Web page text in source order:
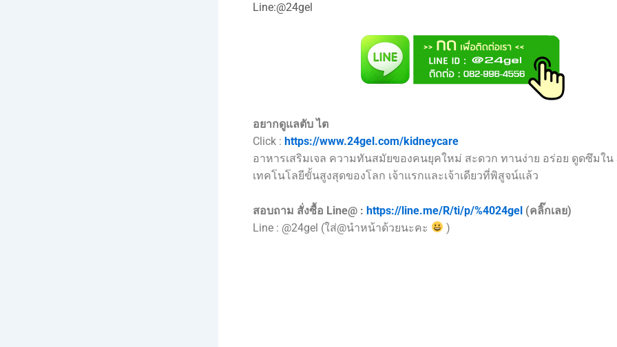
Line:@24gel
อยากดูแลตับ ไต
Click : https://www.24gel.com/kidneycare
อาหารเสริมเจล ความทันสมัยของคนยุคใหม่ สะดวก ทานง่าย อร่อย ดูดซึมใน
เทคโนโลยีขั้นสูงสุดของโลก เจ้าแรกและเจ้าเดียวที่พิสูจน์แล้ว
สอบถาม สั่งซื้อ Line@ : https://line.me/R/ti/p/%4024gel (คลิ๊กเลย)
Line : @24gel (ใส่@นำหน้าด้วยนะคะ
)